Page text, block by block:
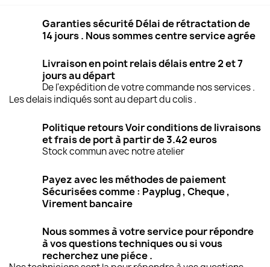
Garanties sécurité Délai de rétractation de
14 jours . Nous sommes centre service agrée
Livraison en point relais délais entre 2 et 7
jours au départ
De l'expédition de votre commande nos services .
Les delais indiqués sont au depart du colis .
Politique retours Voir conditions de livraisons
et frais de port à partir de 3.42 euros
Stock commun avec notre atelier
Payez avec les méthodes de paiement
Sécurisées comme : Payplug , Cheque ,
Virement bancaire
Nous sommes à votre service pour répondre
à vos questions techniques ou si vous
recherchez une piéce .